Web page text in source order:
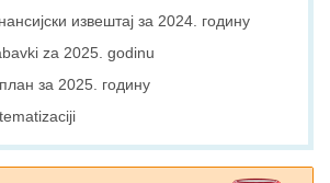
извештај за 2024. годину
za 2025. godinu
за 2025. годину